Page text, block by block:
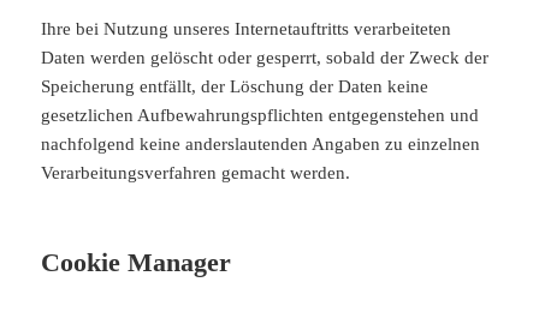
Ihre bei Nutzung unseres Internetauftritts verarbeiteten
Daten werden gelöscht oder gesperrt, sobald der Zweck der
Speicherung entfällt, der Löschung der Daten keine
gesetzlichen Aufbewahrungspflichten entgegenstehen und
nachfolgend keine anderslautenden Angaben zu einzelnen
Verarbeitungsverfahren gemacht werden.
Cookie Manager